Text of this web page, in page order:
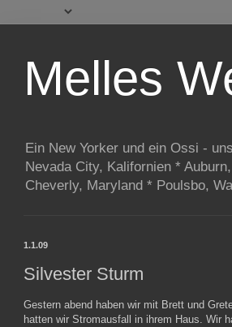
Melles
Ein New Yorker und ein Ossi -
Nevada City, Kalifornien *
Cheverly, Maryland * Poulsbo,
1.1.09
Silvester Sturm
Gestern abend haben wir mit Brett und
hatten wir Stromausfall in ihrem Haus. Wir